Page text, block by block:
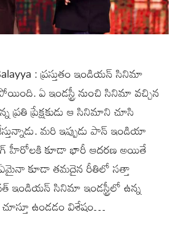
: ప్రస్తుతం ఇండియన్ సినిమా
ఏ ఇండస్ట్రీ నుంచి సినిమా వచ్చిన
ప్రేక్షకుడు ఆ సినిమాని చూసి
మరి ఇప్పుడు పాన్ ఇండియా
హీరోలకి కూడా భారీ ఆదరణ అయితే
ఏమైనా కూడా తమదైన రీతిలో సత్తా
సినిమా ఇండస్ట్రీలో ఉన్న
చూస్తూ ఉండడం విశేషం…